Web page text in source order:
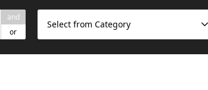
and
or
Select from Category